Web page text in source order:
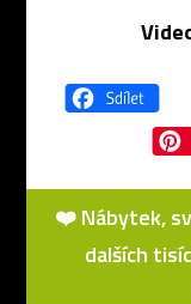
❤️ Nábytek,
dalších